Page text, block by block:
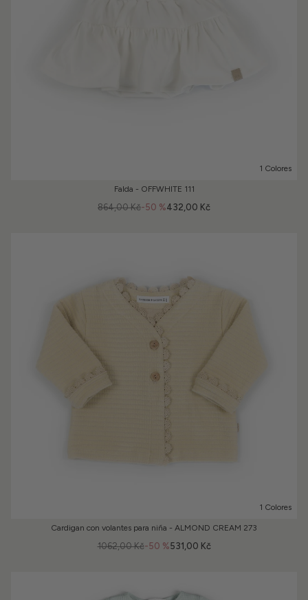
1 Colores
Falda - OFFWHITE 111
-50 %
864,00 Kč 432,00 Kč
1 Colores
Cardigan con volantes para niña - ALMOND CREAM 273
-50 %
1062,00 Kč 531,00 Kč